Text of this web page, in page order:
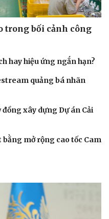
trong bối cảnh công
hay hiệu ứng ngắn hạn?
quảng bá nhãn
xây dựng Dự án Cải
mở rộng cao tốc Cam